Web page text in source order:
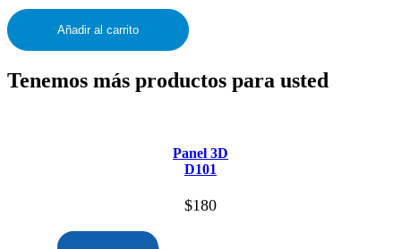
Añadir al carrito
Tenemos más productos para usted
Panel 3D
D101
$180